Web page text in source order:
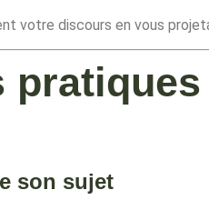
votre discours en vous
son sujet